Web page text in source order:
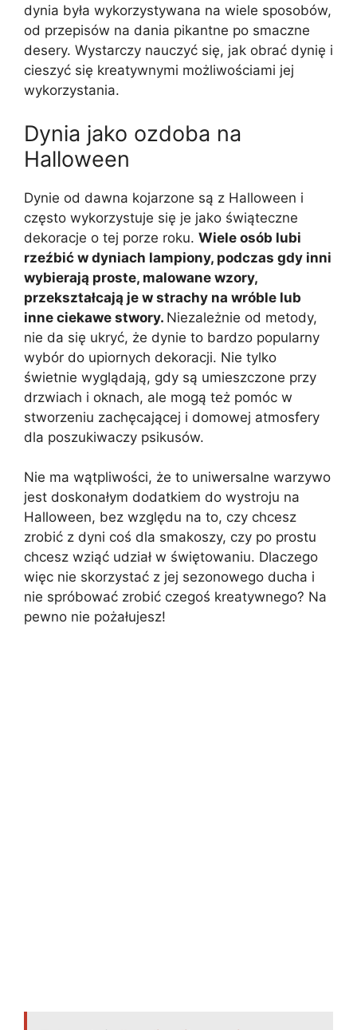
dynia była wykorzystywana na wiele sposobów,
od przepisów na dania pikantne po smaczne
desery. Wystarczy nauczyć się, jak obrać dynię i
cieszyć się kreatywnymi możliwościami jej
wykorzystania.
Dynia jako ozdoba na
Halloween
Dynie od dawna kojarzone są z Halloween i
często wykorzystuje się je jako świąteczne
dekoracje o tej porze roku. Wiele osób lubi
rzeźbić w dyniach lampiony, podczas gdy inni
wybierają proste, malowane wzory,
przekształcają je w strachy na wróble lub
inne ciekawe stwory. Niezależnie od metody,
nie da się ukryć, że dynie to bardzo popularny
wybór do upiornych dekoracji. Nie tylko
świetnie wyglądają, gdy są umieszczone przy
drzwiach i oknach, ale mogą też pomóc w
stworzeniu zachęcającej i domowej atmosfery
dla poszukiwaczy psikusów.
Nie ma wątpliwości, że to uniwersalne warzywo
jest doskonałym dodatkiem do wystroju na
Halloween, bez względu na to, czy chcesz
zrobić z dyni coś dla smakoszy, czy po prostu
chcesz wziąć udział w świętowaniu. Dlaczego
więc nie skorzystać z jej sezonowego ducha i
nie spróbować zrobić czegoś kreatywnego? Na
pewno nie pożałujesz!